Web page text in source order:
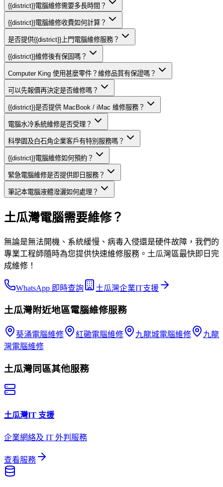
{{district}}電腦維修需要多長時間？
{{district}}電腦維修收費如何計算？
是否提供{{district}}上門電腦維修服務？
{{district}}維修後有保固嗎？
Computer King 使用甚麼零件？維修品質有保證嗎？
可以先報價再決定是否維修嗎？
{{district}}是否提供 MacBook / iMac 維修服務？
電腦水冷系統維修是否受理？
科學園及白石角企業客戶有特別服務嗎？
{{district}}電腦維修如何預約？
緊急電腦維修是否提供即日服務？
筆記本電腦液體潑灑如何處理？
土瓜灣電腦需要維修？
無論是無法開機、系統緩慢、病毒入侵還是硬件故障，我們的
專業工程師隨時為您提供快速維修服務。土瓜灣區最快即日完
成維修！
WhatsApp 即時查詢 土瓜灣企業IT支援
土瓜灣附近地區電腦維修服務
葵涌電腦維修 紅磡電腦維修 九龍城電腦維修
九龍
灣電腦維修
土瓜灣同區其他服務
土瓜灣IT 支援
企業網絡及 IT 外判服務
查看服務